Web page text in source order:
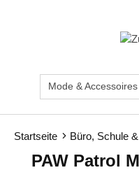
Mode & Accessoires
Startseite Büro, Schule
PAW Patrol